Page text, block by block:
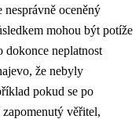
oceněný
mohou být potíže
dokonce neplatnost
že nebyly
pokud se po
věřitel,